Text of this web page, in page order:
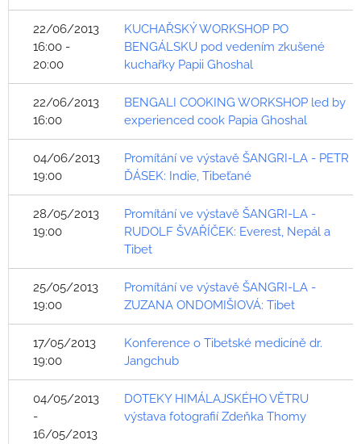
22/06/2013
16:00 -
20:00
KUCHAŘSKÝ WORKSHOP PO
BENGÁLSKU pod vedením zkušené
kuchařky Papii Ghoshal
22/06/2013
16:00
BENGALI COOKING WORKSHOP led by
experienced cook Papia Ghoshal
04/06/2013
19:00
Promítání ve výstavě ŠANGRI-LA - PETR
ĎÁSEK: Indie, Tibeťané
28/05/2013
19:00
Promítání ve výstavě ŠANGRI-LA -
RUDOLF ŠVAŘÍČEK: Everest, Nepál a
Tibet
25/05/2013
19:00
Promítání ve výstavě ŠANGRI-LA -
ZUZANA ONDOMIŠIOVÁ: Tibet
17/05/2013
19:00
Konference o Tibetské medicíně dr.
Jangchub
04/05/2013
-
16/05/2013
DOTEKY HIMÁLAJSKÉHO VĚTRU
výstava fotografií Zdeňka Thomy